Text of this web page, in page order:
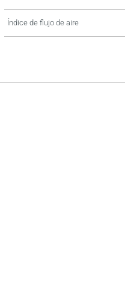
Índice de flujo de aire